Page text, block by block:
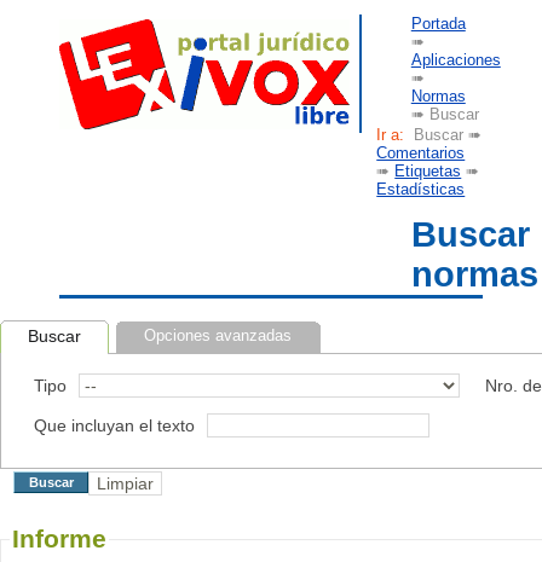
Portada
➠
Aplicaciones
➠
Normas
➠ Buscar
Ir a: Buscar ➠
Comentarios
➠ Etiquetas ➠
Estadísticas
Buscar
normas
Buscar Opciones avanzadas
Tipo Nro.
Que incluyan el texto
Informe